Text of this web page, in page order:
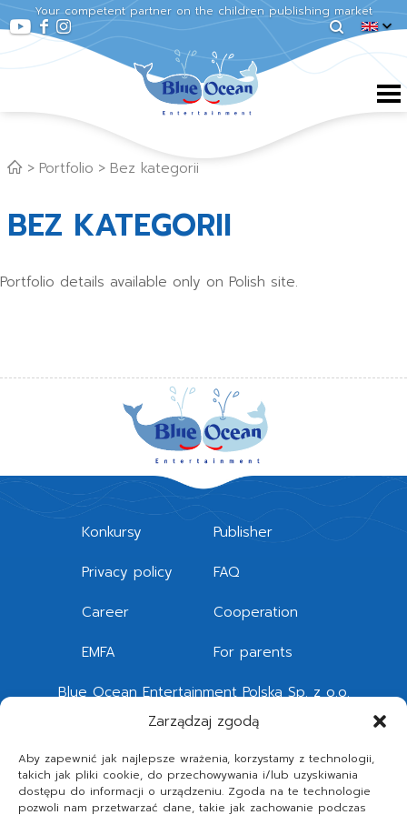
Zarządzaj zgodą
Aby zapewnić jak najlepsze wrażenia, korzystamy z technologii,
takich jak pliki cookie, do przechowywania i/lub uzyskiwania
dostępu do informacji o urządzeniu. Zgoda na te technologie
pozwoli nam przetwarzać dane, takie jak zachowanie podczas
Your competent partner on the children publishing market
Portfolio Bez kategorii
BEZ KATEGORII
Portfolio details available only on Polish site.
Konkursy
Privacy policy
Career
EMFA
Publisher
FAQ
Cooperation
For parents
Blue Ocean Entertainment Polska Sp. z o.o.
Quattro Forum
Legnicka 51 – 53, 54-203 Wrocław
Telephone+48 71 392 87 60